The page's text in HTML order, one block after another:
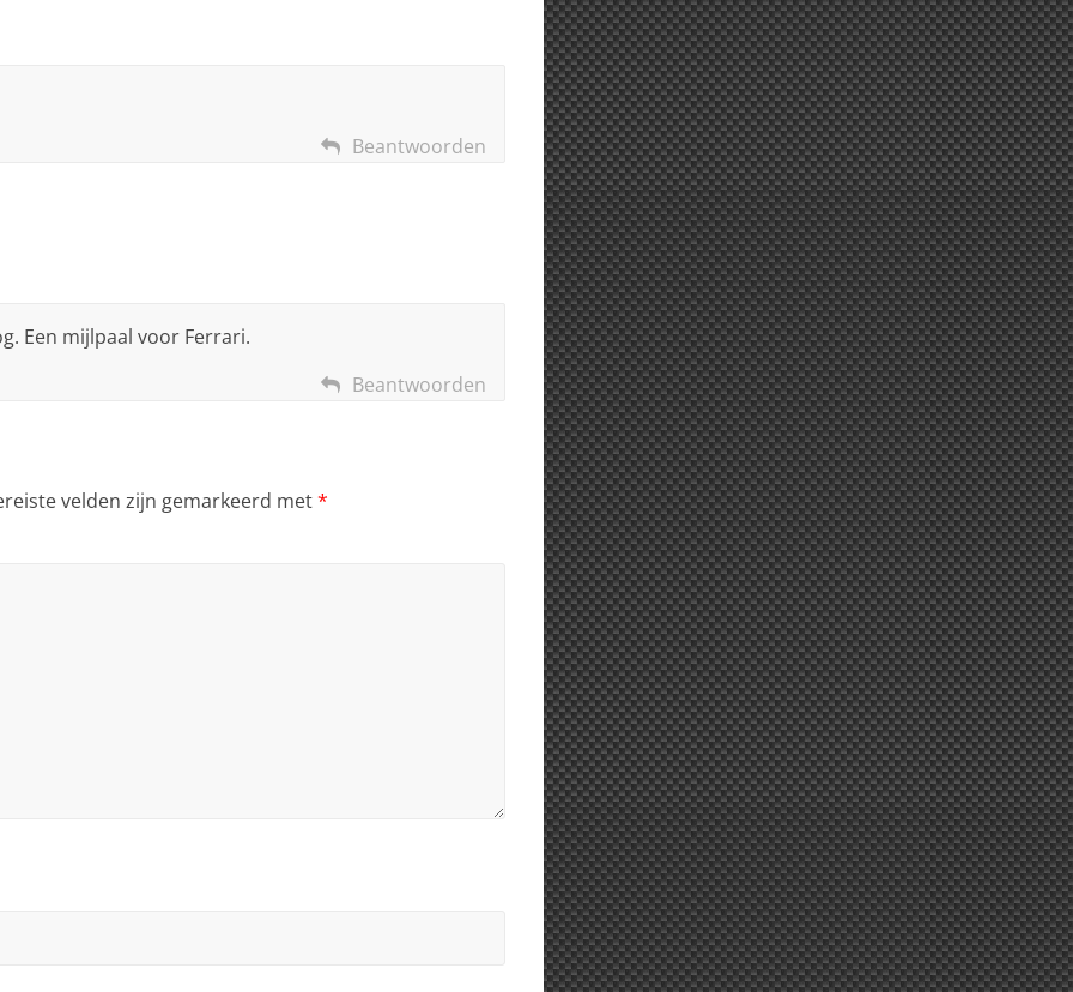
Beantwoorden
Een mijlpaal voor Ferrari.
Beantwoorden
velden zijn gemarkeerd met*